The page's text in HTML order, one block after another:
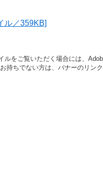
ル／359KB]
ルをご覧いただく場合には、
持ちでない方は、バナーのリン